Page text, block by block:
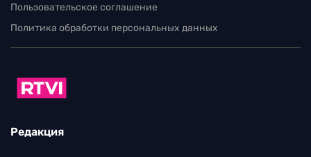
Пользовательское соглашение
Политика обработки персональных данных
Редакция